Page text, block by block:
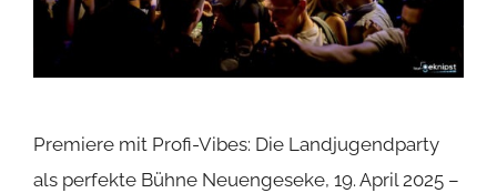
Premiere mit Profi-Vibes: Die Landjugendparty
als perfekte Bühne Neuengeseke, 19. April 2025 –